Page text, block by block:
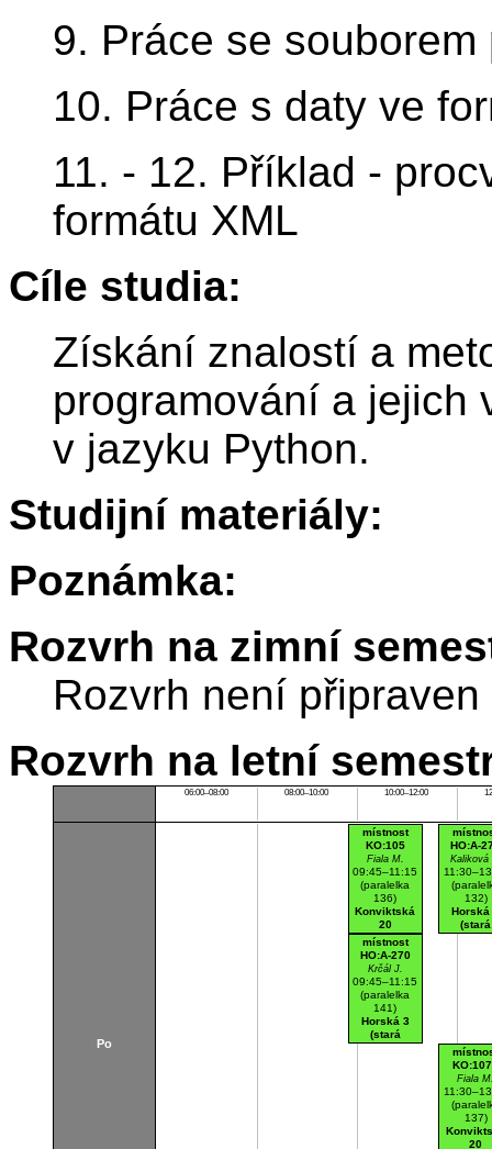
9. Práce se
10. Práce s daty ve
11. - 12. Příklad -
formátu XML
Cíle studia:
Získání znalostí a
programování a jejich
v jazyku Python.
Studijní materiály:
Poznámka:
Rozvrh na zimní
Rozvrh není připraven
Rozvrh na letní
06:00–08:00 08:00–10:00 10:00–12:00
Po
místnost
KO:105
Fiala M.
09:45–11:15
(paralelka
136)
Konviktská
20
K105
Počítačová
učebna
HO:A-
Kaliková
132)
(stará
místnost
HO:A-270
Krčál J.
09:45–11:15
(paralelka
141)
Horská 3
(stará
Fiala
137)
20